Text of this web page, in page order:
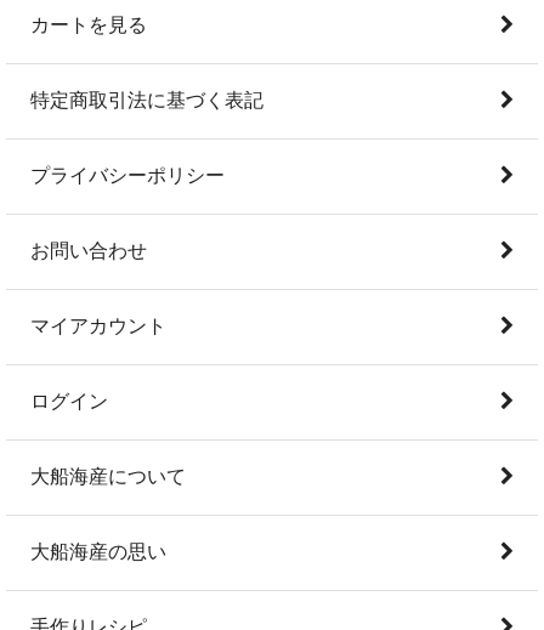
カートを見る
特定商取引法に基づく表記
プライバシーポリシー
お問い合わせ
マイアカウント
ログイン
大船海産について
大船海産の思い